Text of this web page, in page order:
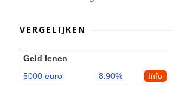
VERGELIJKEN
Geld lenen
5000 euro
8.90%
Info